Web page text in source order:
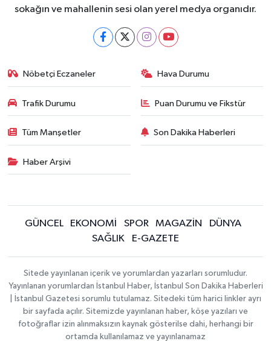
sokağın ve mahallenin sesi olan yerel medya organıdır.
Nöbetçi Eczaneler Hava Durumu
Trafik Durumu Puan Durumu ve Fikstür
Tüm Manşetler Son Dakika Haberleri
Haber Arşivi
GÜNCEL EKONOMİ SPOR MAGAZİN
DÜNYA
SAĞLIK
E-GAZETE
Sitede yayınlanan içerik ve yorumlardan yazarları sorumludur.
Yayınlanan yorumlardan İstanbul Haber, İstanbul Son Dakika Haberleri
| İstanbul Gazetesi sorumlu tutulamaz. Sitedeki tüm harici linkler ayrı
bir sayfada açılır. Sitemizde yayınlanan haber, köşe yazıları ve
fotoğraflar izin alınmaksızın kaynak gösterilse dahi, herhangi bir
ortamda kullanılamaz ve yayınlanamaz